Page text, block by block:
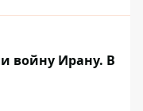
войну Ирану. В